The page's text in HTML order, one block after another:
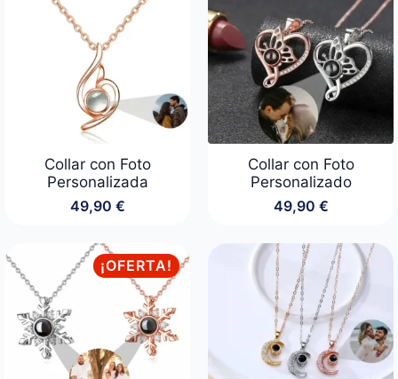
34,90 €
Collar con Foto
Personalizada
49,90 €
Collar con Foto
Personalizado
49,90 €
¡OFERTA!